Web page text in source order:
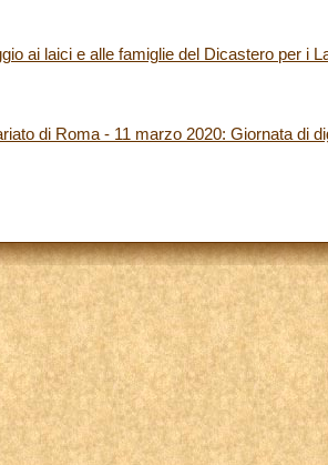
ai laici e alle famiglie del Dicastero per i
di Roma - 11 marzo 2020: Giornata di